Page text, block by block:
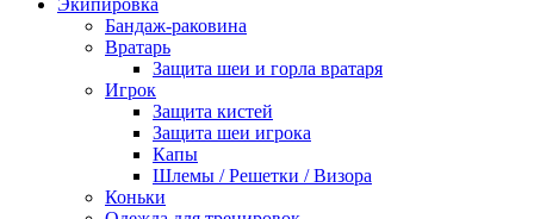
Бандаж-раковина
Вратарь
Защита шеи и горла вратаря
Игрок
Защита кистей
Защита шеи игрока
Капы
Шлемы / Решетки / Визора
Коньки